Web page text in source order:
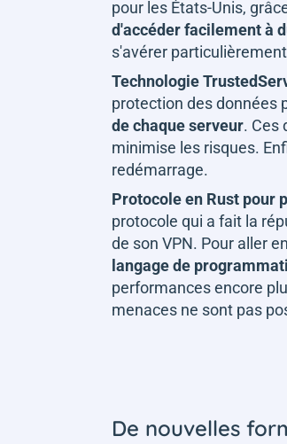
pour les États-Unis,
d'accéder facilement à
s'avérer
Technologie
protection des données
de chaque serveur. Ces
minimise les risques.
redémarrage.
Protocole en Rust pour
protocole qui a fait la
de son VPN. Pour aller
langage de
performances encore
menaces ne sont pas
De nouvelles